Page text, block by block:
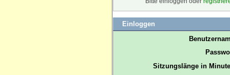
Einloggen
Sitzungslänge in